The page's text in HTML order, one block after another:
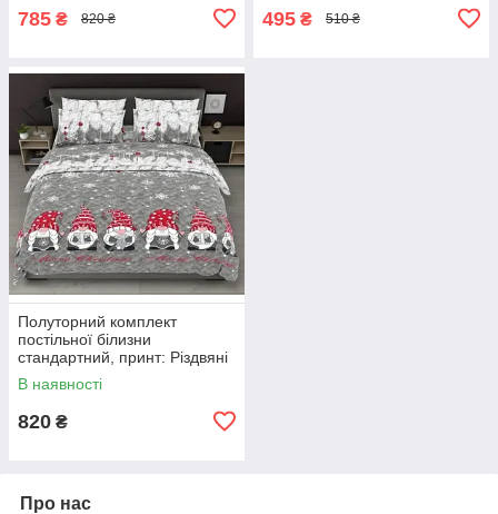
785 ₴ 820 ₴ 495 ₴ 510 ₴
Полуторний комплект
постільної білизни
стандартний, принт: Різдвяні
гноми
В наявності
820 ₴
Про нас